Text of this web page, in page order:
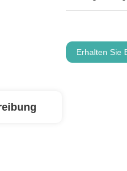
Erhalten Sie